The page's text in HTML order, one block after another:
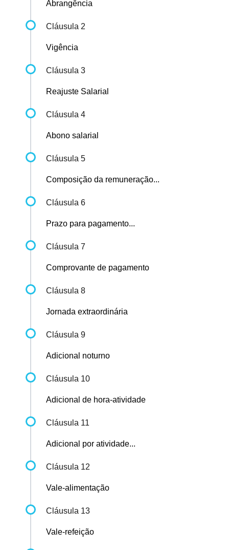
Abrangência
Cláusula 2
Vigência
Cláusula 3
Reajuste Salarial
Cláusula 4
Abono salarial
Cláusula 5
Composição da remuneração...
Cláusula 6
Prazo para pagamento...
Cláusula 7
Comprovante de pagamento
Cláusula 8
Jornada extraordinária
Cláusula 9
Adicional noturno
Cláusula 10
Adicional de hora-atividade
Cláusula 11
Adicional por atividade...
Cláusula 12
Vale-alimentação
Cláusula 13
Vale-refeição